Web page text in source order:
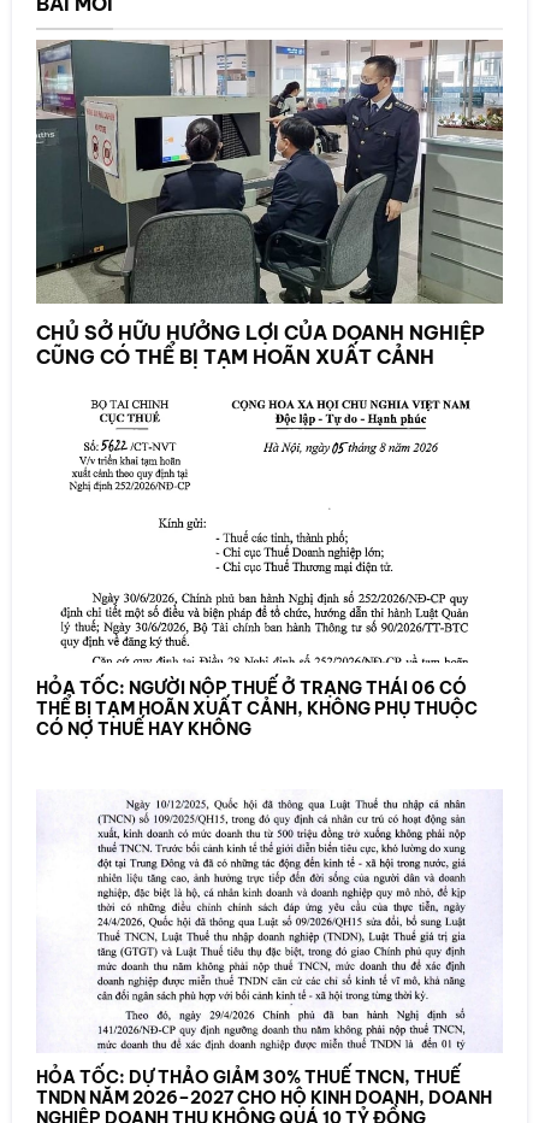
CHỦ SỞ HỮU HƯỞNG LỢI CỦA DOANH NGHIỆP
CŨNG CÓ THỂ BỊ TẠM HOÃN XUẤT CẢNH
HỎA TỐC: NGƯỜI NỘP THUẾ Ở TRẠNG THÁI 06 CÓ
THỂ BỊ TẠM HOÃN XUẤT CẢNH, KHÔNG PHỤ THUỘC
CÓ NỢ THUẾ HAY KHÔNG
HỎA TỐC: DỰ THẢO GIẢM 30% THUẾ TNCN, THUẾ
TNDN NĂM 2026–2027 CHO HỘ KINH DOANH, DOANH
NGHIỆP DOANH THU KHÔNG QUÁ 10 TỶ ĐỒNG